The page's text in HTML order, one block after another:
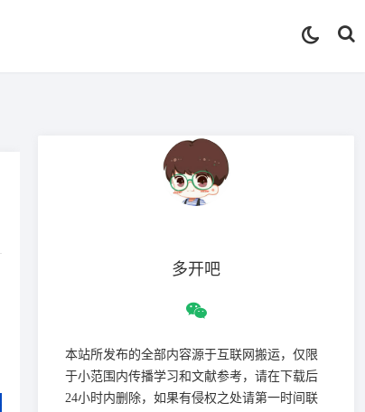
多开吧
本站所发布的全部内容源于互联网搬运，仅限
于小范围内传播学习和文献参考，请在下载后
24小时内删除，如果有侵权之处请第一时间联